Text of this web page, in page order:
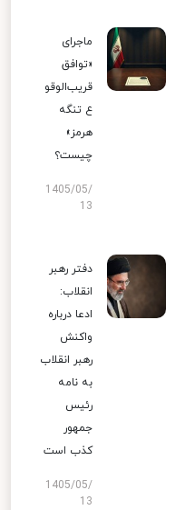
ماجرای
«توافق
قریب‌الوقو
ع تنگه
هرمز»
چیست؟
1405/05/
13
دفتر رهبر
انقلاب:
ادعا درباره
واکنش
رهبر انقلاب
به نامه
رئیس
جمهور
کذب است
1405/05/
13